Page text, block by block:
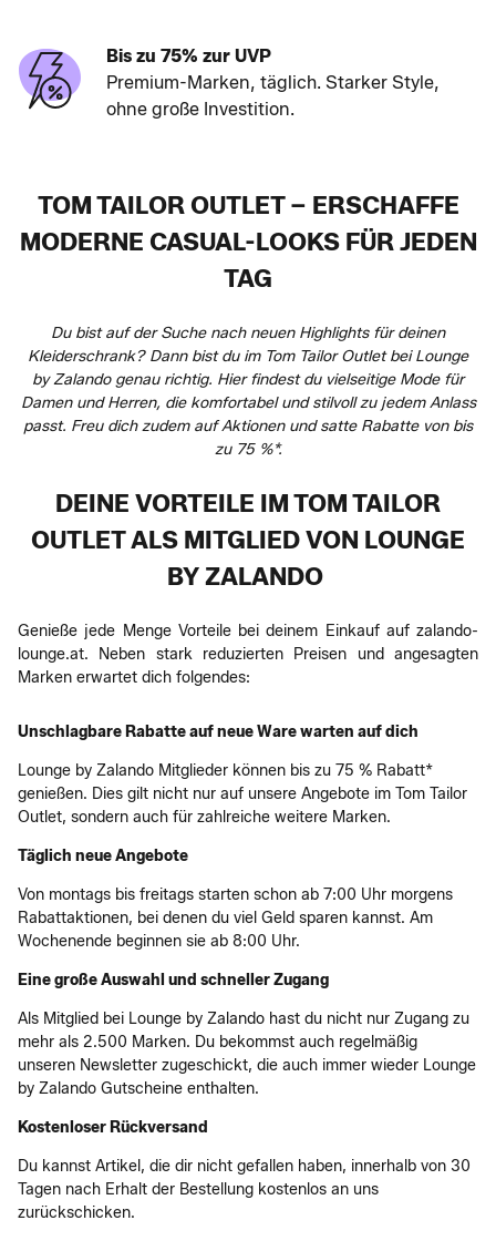
Bis zu 75% zur UVP
Premium-Marken, täglich. Starker Style,
ohne große Investition.
TOM TAILOR OUTLET – ERSCHAFFE
MODERNE CASUAL-LOOKS FÜR JEDEN
TAG
Du bist auf der Suche nach neuen Highlights für deinen
Kleiderschrank? Dann bist du im Tom Tailor Outlet bei Lounge
by Zalando genau richtig. Hier findest du vielseitige Mode für
Damen und Herren, die komfortabel und stilvoll zu jedem Anlass
passt. Freu dich zudem auf Aktionen und satte Rabatte von bis
zu 75 %*.
DEINE VORTEILE IM TOM TAILOR
OUTLET ALS MITGLIED VON LOUNGE
BY ZALANDO
Genieße jede Menge Vorteile bei deinem Einkauf auf zalando-
lounge.at. Neben stark reduzierten Preisen und angesagten
Marken erwartet dich folgendes:
Unschlagbare Rabatte auf neue Ware warten auf dich
Lounge by Zalando Mitglieder können bis zu 75 % Rabatt*
genießen. Dies gilt nicht nur auf unsere Angebote im Tom Tailor
Outlet, sondern auch für zahlreiche weitere Marken.
Täglich neue Angebote
Von montags bis freitags starten schon ab 7:00 Uhr morgens
Rabattaktionen, bei denen du viel Geld sparen kannst. Am
Wochenende beginnen sie ab 8:00 Uhr.
Eine große Auswahl und schneller Zugang
Als Mitglied bei Lounge by Zalando hast du nicht nur Zugang zu
mehr als 2.500 Marken. Du bekommst auch regelmäßig
unseren Newsletter zugeschickt, die auch immer wieder Lounge
by Zalando Gutscheine enthalten.
Kostenloser Rückversand
Du kannst Artikel, die dir nicht gefallen haben, innerhalb von 30
Tagen nach Erhalt der Bestellung kostenlos an uns
zurückschicken.